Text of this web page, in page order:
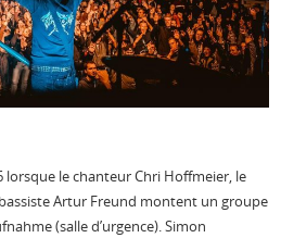
lorsque le chanteur Chri Hoffmeier, le
Artur Freund montent un groupe
(salle d’urgence). Simon